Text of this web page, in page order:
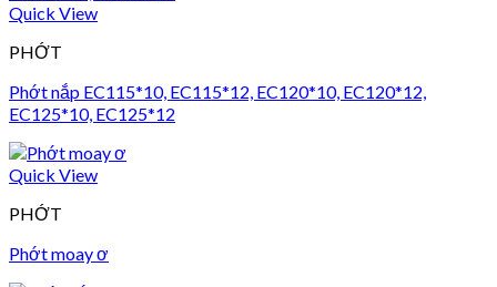
Quick View
PHỚT
Phớt nắp EC115*10, EC115*12, EC120*10, EC120*12,
EC125*10, EC125*12
Quick View
PHỚT
Phớt moay ơ